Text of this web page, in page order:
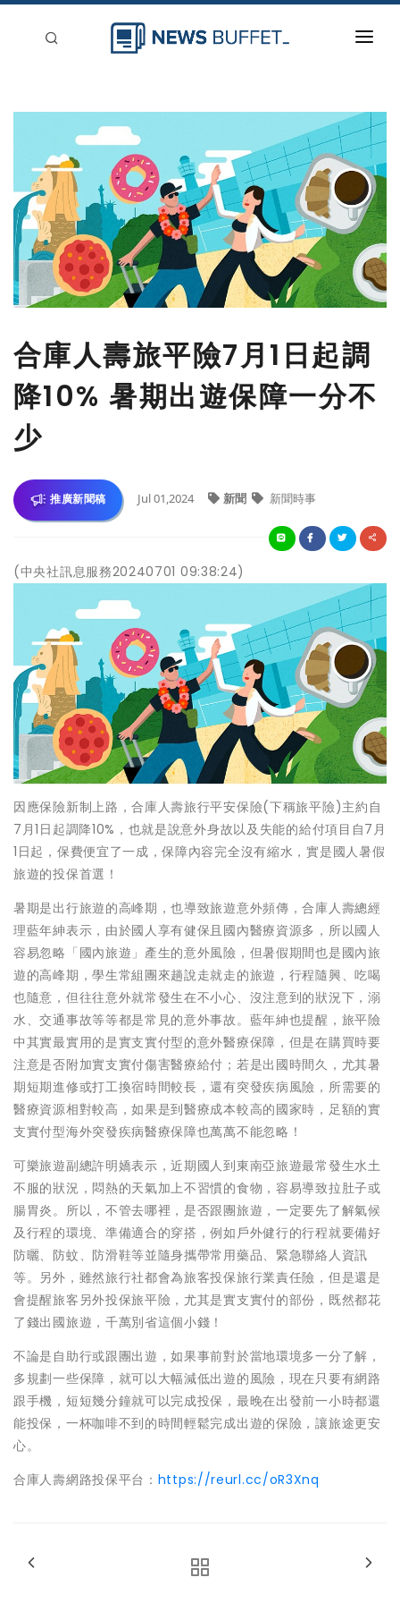
登入
刊登
合庫人壽旅平險7月1日起調
降10% 暑期出遊保障一分不
少
推廣新聞稿 Jul 01,2024 新聞 新聞時事
(中央社訊息服務20240701 09:38:24)
因應保險新制上路，合庫人壽旅行平安保險(下稱旅平險)主約自
7月1日起調降10%，也就是說意外身故以及失能的給付項目自7月
1日起，保費便宜了一成，保障內容完全沒有縮水，實是國人暑假
旅遊的投保首選！
暑期是出行旅遊的高峰期，也導致旅遊意外頻傳，合庫人壽總經
理藍年紳表示，由於國人享有健保且國內醫療資源多，所以國人
容易忽略「國內旅遊」產生的意外風險，但暑假期間也是國內旅
遊的高峰期，學生常組團來趟說走就走的旅遊，行程隨興、吃喝
也隨意，但往往意外就常發生在不小心、沒注意到的狀況下，溺
水、交通事故等等都是常見的意外事故。藍年紳也提醒，旅平險
中其實最實用的是實支實付型的意外醫療保障，但是在購買時要
注意是否附加實支實付傷害醫療給付；若是出國時間久，尤其暑
期短期進修或打工換宿時間較長，還有突發疾病風險，所需要的
醫療資源相對較高，如果是到醫療成本較高的國家時，足額的實
支實付型海外突發疾病醫療保障也萬萬不能忽略！
可樂旅遊副總許明嬌表示，近期國人到東南亞旅遊最常發生水土
不服的狀況，悶熱的天氣加上不習慣的食物，容易導致拉肚子或
腸胃炎。所以，不管去哪裡，是否跟團旅遊，一定要先了解氣候
及行程的環境、準備適合的穿搭，例如戶外健行的行程就要備好
防曬、防蚊、防滑鞋等並隨身攜帶常用藥品、緊急聯絡人資訊
等。另外，雖然旅行社都會為旅客投保旅行業責任險，但是還是
會提醒旅客另外投保旅平險，尤其是實支實付的部份，既然都花
了錢出國旅遊，千萬別省這個小錢！
不論是自助行或跟團出遊，如果事前對於當地環境多一分了解，
多規劃一些保障，就可以大幅減低出遊的風險，現在只要有網路
跟手機，短短幾分鐘就可以完成投保，最晚在出發前一小時都還
能投保，一杯咖啡不到的時間輕鬆完成出遊的保險，讓旅途更安
心。
合庫人壽網路投保平台： https://reurl.cc/oR3Xnq